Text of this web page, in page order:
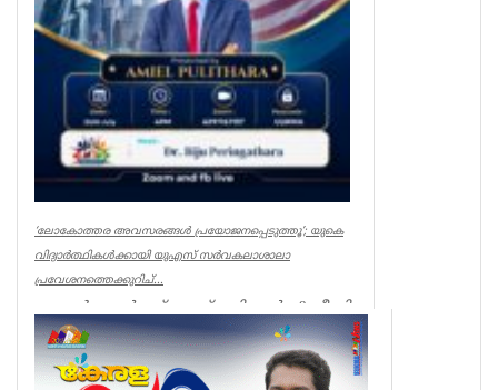
‘ലോകോത്തര അവസരങ്ങൾ പ്രയോജനപ്പെടുത്തൂ’; യുകെ
വിദ്യാർത്ഥികൾക്കായി യുഎസ് സർവകലാശാലാ
പ്രവേശനത്തെക്കുറിച്...
കുര്യൻ ജോർജ്ജ്, യുക്മ പിആർഒ & മീഡിയ
കോർഡിനേറ്റർ ലണ്ടൻ: യുകെയിലെ
മലയാളി വിദ്യാർത്ഥികൾക്ക് ലോക...
uukma special